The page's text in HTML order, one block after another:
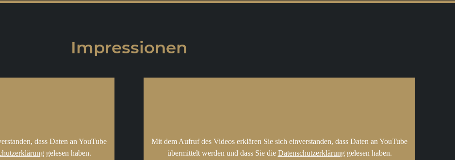
Impressionen
dass Daten an YouTube
gelesen haben.
Mit dem Aufruf des Videos erklären Sie sich einverstanden, dass Daten an YouTube
übermittelt werden und dass Sie die Datenschutzerklärung gelesen haben.